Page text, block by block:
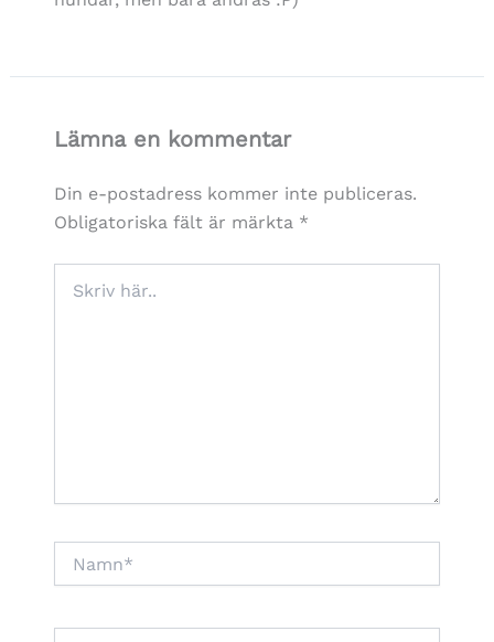
Lämna en kommentar
Din e-postadress kommer inte publiceras.
Obligatoriska fält är märkta *
här..